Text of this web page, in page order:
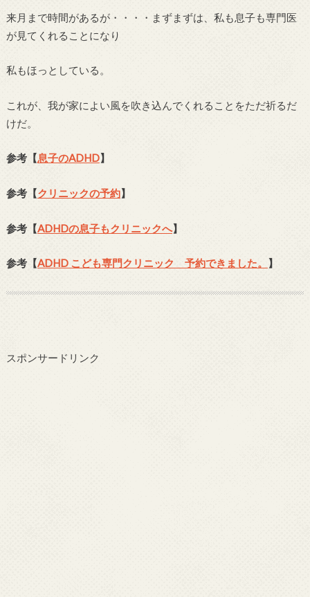
来月まで時間があるが・・・・まずまずは、私も息子も専門医
が見てくれることになり
私もほっとしている。
これが、我が家によい風を吹き込んでくれることをただ祈るだ
けだ。
参考【息子のADHD】
参考【クリニックの予約】
参考【ADHDの息子もクリニックへ】
参考【ADHD こども専門クリニック 予約できました。 】
スポンサードリンク